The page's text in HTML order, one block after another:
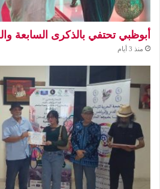
أبوظبي تحتفي بالذكرى السابعة
منذ 3 أيام